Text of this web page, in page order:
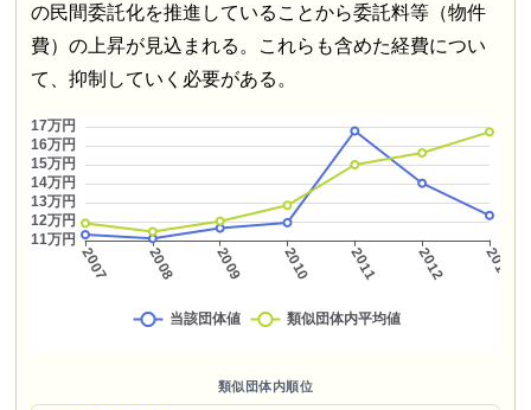
の民間委託化を推進していることから委託料等（物件
費）の上昇が見込まれる。これらも含めた経費につい
て、抑制していく必要がある。
類似団体内順位